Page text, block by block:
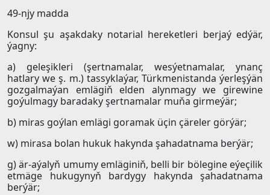
49-njy madda
Konsul şu aşakdaky notarial hereketleri berjaý edýär,
ýagny:
a) geleşikleri (şertnamalar, wesýetnamalar, ynanç
hatlary we ş. m.) tassyklaýar, Türkmenistanda ýerleşýän
gozgalmaýan emlägiň elden alynmagy we girewine
goýulmagy baradaky şertnamalar muňa girmeýär;
b) miras goýlan emlägi goramak üçin çäreler görýär;
w) mirasa bolan hukuk hakynda şahadatnama berýär;
g) är-aýalyň umumy emläginiň, belli bir bölegine eýeçilik
etmäge hukugynyň bardygy hakynda şahadatnama
berýär;